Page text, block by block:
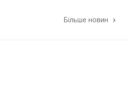
Більше новин